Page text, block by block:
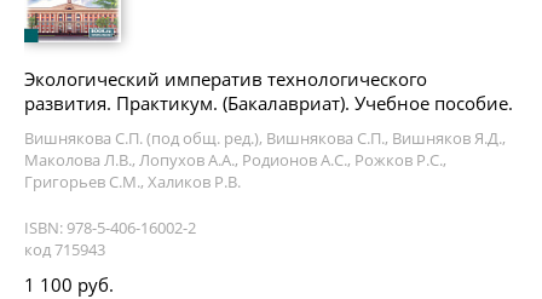
Экологический императив технологического
развития. Практикум. (Бакалавриат). Учебное пособие.
Вишнякова С.П. (под общ. ред.), Вишнякова С.П., Вишняков Я.Д.,
Маколова Л.В., Лопухов А.А., Родионов А.С., Рожков Р.С.,
Григорьев С.М., Халиков Р.В.
ISBN: 978-5-406-16002-2
код 715943
1 100 руб.